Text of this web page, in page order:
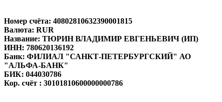
Номер счёта: 40802810632390001815
Валюта: RUR
Название: ТЮРИН ВЛАДИМИР ЕВГЕНЬЕВИЧ (ИП)
ИНН: 780620136192
Банк: ФИЛИАЛ "САНКТ-ПЕТЕРБУРГСКИЙ" АО
"АЛЬФА-БАНК"
БИК: 044030786
Кор. счёт : 30101810600000000786